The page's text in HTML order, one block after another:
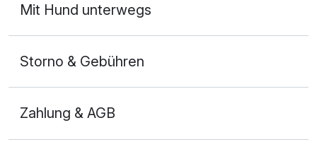
Mit Hund unterwegs
Storno & Gebühren
Zahlung & AGB